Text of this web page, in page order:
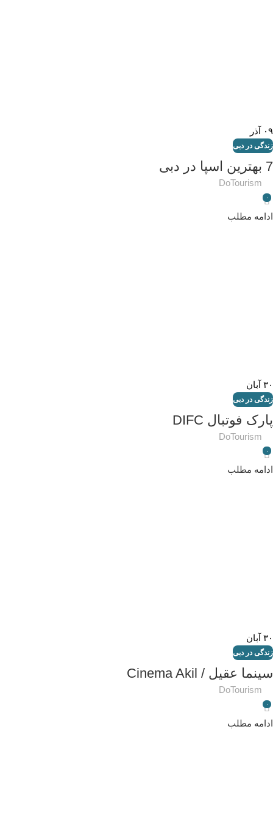
۰۹ آذر
زندگی در دبی
7 بهترین اسپا در دبی
DoTourism
۰
ادامه مطلب
۳۰ آبان
زندگی در دبی
پارک فوتبال DIFC
DoTourism
۰
ادامه مطلب
۳۰ آبان
زندگی در دبی
سینما عقیل / Cinema Akil
DoTourism
۰
ادامه مطلب